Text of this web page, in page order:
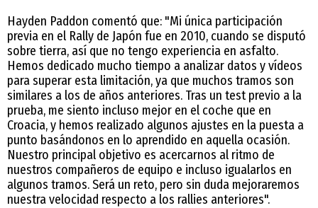
Hayden Paddon comentó que: "Mi única participación
previa en el Rally de Japón fue en 2010, cuando se disputó
sobre tierra, así que no tengo experiencia en asfalto.
Hemos dedicado mucho tiempo a analizar datos y vídeos
para superar esta limitación, ya que muchos tramos son
similares a los de años anteriores. Tras un test previo a la
prueba, me siento incluso mejor en el coche que en
Croacia, y hemos realizado algunos ajustes en la puesta a
punto basándonos en lo aprendido en aquella ocasión.
Nuestro principal objetivo es acercarnos al ritmo de
nuestros compañeros de equipo e incluso igualarlos en
algunos tramos. Será un reto, pero sin duda mejoraremos
nuestra velocidad respecto a los rallies anteriores".